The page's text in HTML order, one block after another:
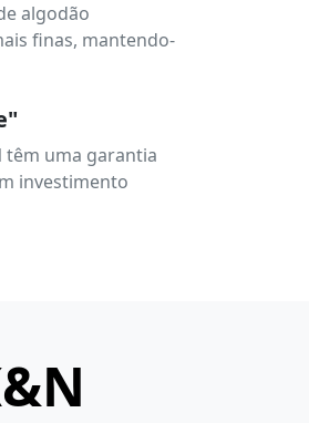
algodão
finas, mantendo-
têm uma garantia
investimento